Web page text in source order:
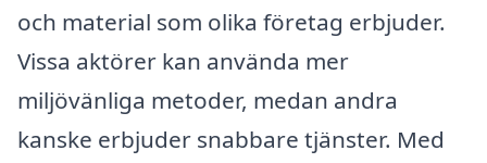
och material som olika företag erbjuder.
Vissa aktörer kan använda mer
miljövänliga metoder, medan andra
kanske erbjuder snabbare tjänster. Med